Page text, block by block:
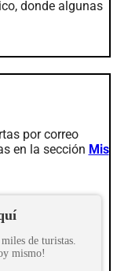
donde algunas
por correo
en la sección Mis
de turistas.
mismo!